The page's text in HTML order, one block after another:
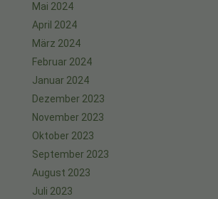
Mai 2024
April 2024
März 2024
Februar 2024
Januar 2024
Dezember 2023
November 2023
Oktober 2023
September 2023
August 2023
Juli 2023